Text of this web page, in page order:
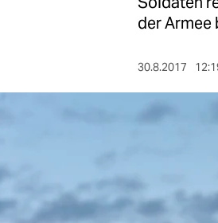
nord
verlag
verlag
der Armee
30.8.2017